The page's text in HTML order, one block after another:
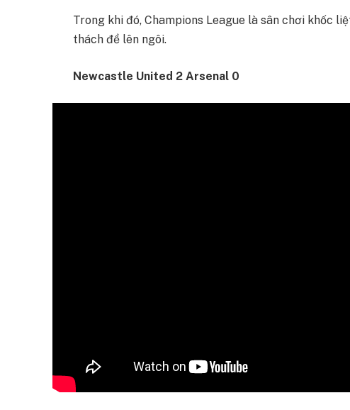
Trong khi đó, Champions League là sân chơi khốc
thách để lên ngôi.
Newcastle United 2 Arsenal 0